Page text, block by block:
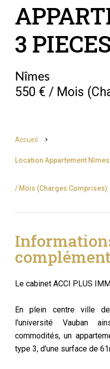
3
Nîmes
550 € / Mois
Accueil
Location Appartement
/ Mois (Charges Comprises)
Le cabinet ACCI PLUS
En plein centre ville
l'université Vauban
commodités, un
type 3, d'une surface de